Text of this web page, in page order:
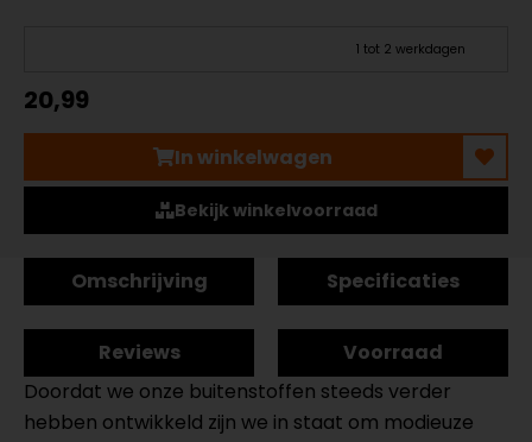
1 tot 2 werkdagen
20,99
In winkelwagen
Bekijk winkelvoorraad
Omschrijving Specificaties
Reviews
Voorraad
Doordat we onze buitenstoffen steeds verder
hebben ontwikkeld zijn we in staat om modieuze